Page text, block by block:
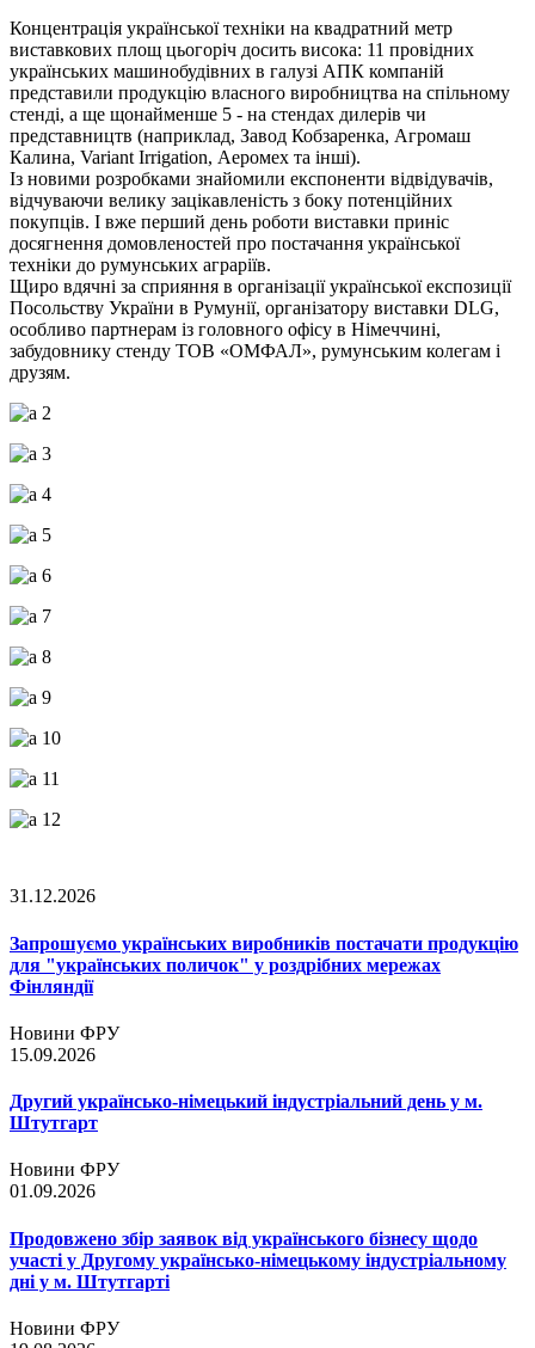
Концентрація української техніки на квадратний метр
виставкових площ цьогоріч досить висока: 11 провідних
українських машинобудівних в галузі АПК компаній
представили продукцію власного виробництва на спільному
стенді, а ще щонайменше 5 - на стендах дилерів чи
представництв (наприклад, Завод Кобзаренка, Агромаш
Калина, Variant Irrigation, Аеромех та інші).
Із новими розробками знайомили експоненти відвідувачів,
відчуваючи велику зацікавленість з боку потенційних
покупців. І вже перший день роботи виставки приніс
досягнення домовленостей про постачання української
техніки до румунських аграріїв.
Щиро вдячні за сприяння в організації української експозиції
Посольству України в Румунії, організатору виставки DLG,
особливо партнерам із головного офісу в Німеччині,
забудовнику стенду ТОВ «ОМФАЛ», румунським колегам і
друзям.
31.12.2026
Запрошуємо українських виробників постачати продукцію
для "українських поличок" у роздрібних мережах
Фінляндії
Новини ФРУ
15.09.2026
Другий українсько-німецький індустріальний день у м.
Штутгарт
Новини ФРУ
01.09.2026
Продовжено збір заявок від українського бізнесу щодо
участі у Другому українсько-німецькому індустріальному
дні у м. Штутгарті
Новини ФРУ